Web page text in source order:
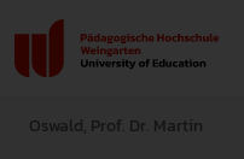
Oswald, Prof. Dr. Martin